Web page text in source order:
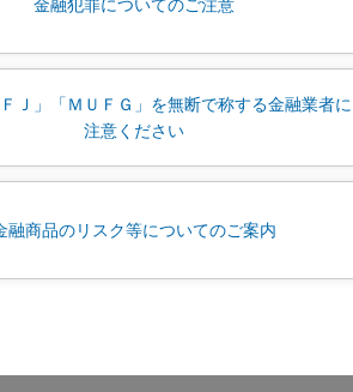
金融犯罪についてのご注意
ＦＪ」「ＭＵＦＧ」を無断で称する金融業者
注意ください
融商品のリスク等についてのご案内